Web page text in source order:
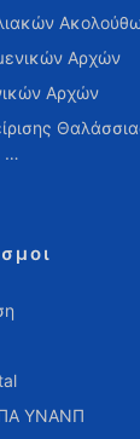
Αρχών
Αρχών
…
ΥΝΑΝΠ